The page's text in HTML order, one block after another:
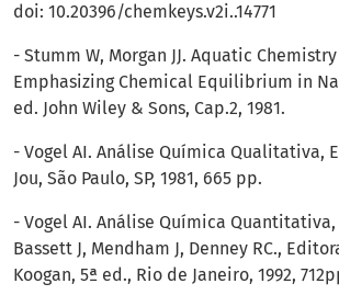
doi: 10.20396/chemkeys.v2i..14771
- Stumm W, Morgan JJ. Aquatic
Emphasizing Chemical Equilibrium in
ed. John Wiley & Sons, Cap.2, 1981.
- Vogel AI. Análise Química Qualitativa,
Jou, São Paulo, SP, 1981, 665 pp.
- Vogel AI. Análise Química Quantitativa,
Bassett J, Mendham J, Denney RC.,
Koogan, 5ª ed., Rio de Janeiro, 1992,